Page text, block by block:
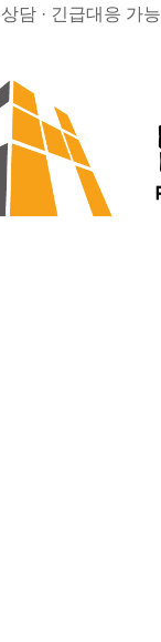
담 · 긴급대응 가능